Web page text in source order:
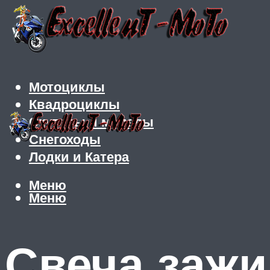
Мотоциклы
Квадроциклы
Скутеры и мопеды
Снегоходы
Лодки и Катера
Меню
Меню